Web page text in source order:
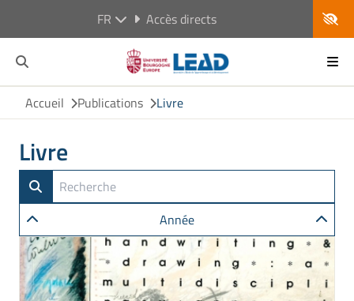
FR Accès directs
Accueil Publications Livre
Livre
Année